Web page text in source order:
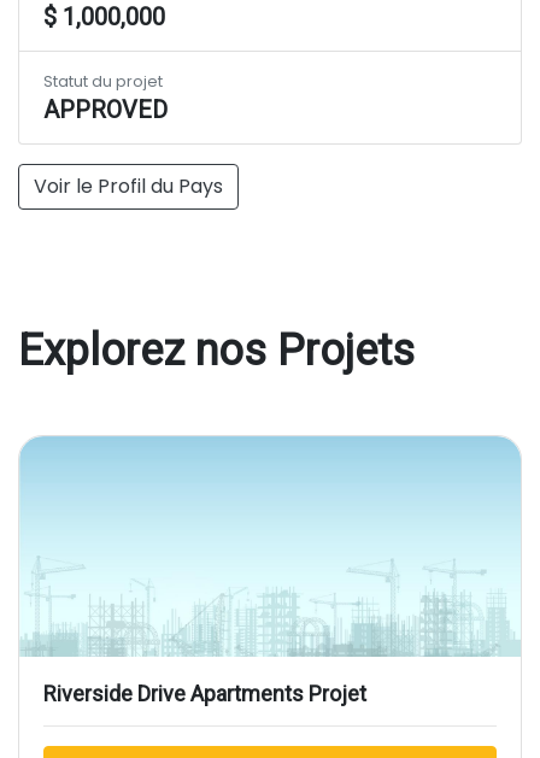
Voir le Profil du Pays
$ 1,000,000
Statut du projet
APPROVED
Explorez nos Projets
Riverside Drive Apartments Projet